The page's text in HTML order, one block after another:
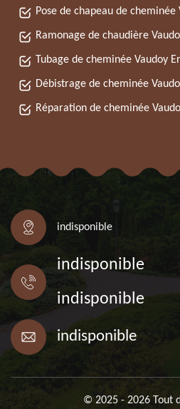
Pose de chapeau de cheminée
Ramonage de chaudière
Tubage de cheminée Vaudoy
Débistrage de cheminée
Réparation de cheminée
indisponible
indisponible
indisponible
indisponible
© 2025 - 2026 Tout